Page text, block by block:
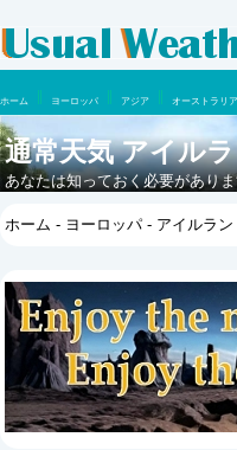
ホーム ヨーロッパ アジア オーストラリ
南アメリカ
通常天気 アイル
あなたは知っておく必要があり
何が期待できるでしょうか。
ホーム - ヨーロッパ - アイルラン